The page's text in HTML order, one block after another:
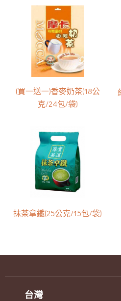
(買一送一)香麥奶茶(18公
克/24包/袋)
抹茶拿鐵(25公克/15包/袋)
台灣